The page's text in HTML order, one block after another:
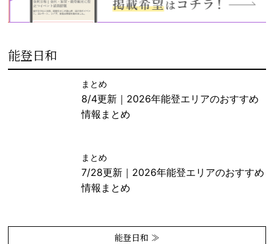
能登日和
まとめ
8/4更新｜2026年能登エリアのおすすめ
情報まとめ
まとめ
7/28更新｜2026年能登エリアのおすすめ
情報まとめ
能登日和 ≫